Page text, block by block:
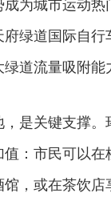
为城市运动
绿道国际自
道流量吸附能
是关键支撑
：市民可以
，或在茶饮